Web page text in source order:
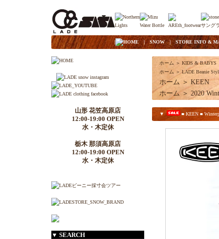
| HOME|SNOW| STORE INFO &
山形 花笠高原店
12:00-19:00 OPEN
水・木定休
栃木 那須高原店
12:00-19:00 OPEN
水・木定休
▼ SEARCH
ホーム ＞ KIDS & BABYS
ホーム ＞ LADE Beanie
ホーム ＞ KEEN
ホーム ＞ 2020
▼ ■ KEEN ■